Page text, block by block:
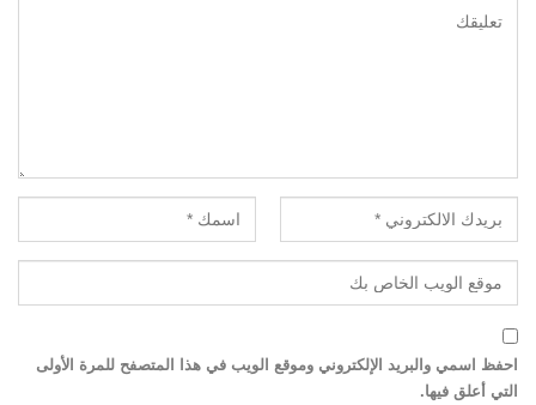
احفظ اسمي والبريد الإلكتروني وموقع الويب في هذا المتصفح للمرة الأولى
التي أعلق فيها.